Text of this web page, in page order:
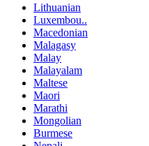
Lithuanian
Luxembou..
Macedonian
Malagasy
Malay
Malayalam
Maltese
Maori
Marathi
Mongolian
Burmese